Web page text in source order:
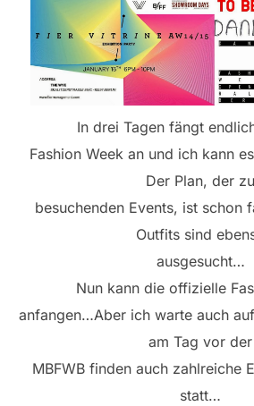
In drei Tagen fängt
Fashion Week an und ich kann
Der Plan, der zu
besuchenden Events, ist schon
Outfits sind
ausgesucht…
Nun kann die offizielle
anfangen…Aber ich warte auch
am Tag vor der
MBFWB finden auch zahlreiche
statt…